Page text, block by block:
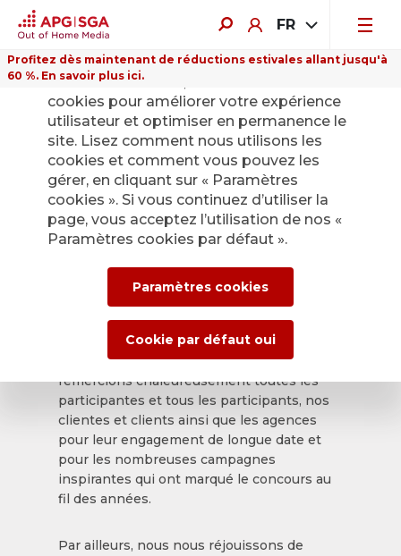
FR
Profitez dès maintenant de réductions estivales allant jusqu'à
60 %. En savoir plus ici.
Poster of the
Month
Un chapitre touche à sa fin
Après plusieurs décennies couronnées de
succès, le concours du public APG|SGA «
Poster of the Month » touche à sa fin. Nous
remercions chaleureusement toutes les
participantes et tous les participants, nos
clientes et clients ainsi que les agences
pour leur engagement de longue date et
pour les nombreuses campagnes
inspirantes qui ont marqué le concours au
fil des années.
Par ailleurs, nous nous réjouissons de
Sur ce site Internet, nous utilisons des
cookies pour améliorer votre expérience
utilisateur et optimiser en permanence le
site. Lisez comment nous utilisons les
cookies et comment vous pouvez les
gérer, en cliquant sur « Paramètres
cookies ». Si vous continuez d’utiliser la
page, vous acceptez l’utilisation de nos «
Paramètres cookies par défaut ».
Paramètres cookies
Cookie par défaut oui